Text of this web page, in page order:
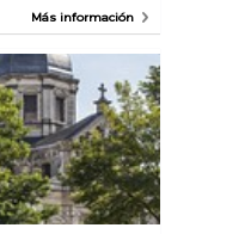
Más información